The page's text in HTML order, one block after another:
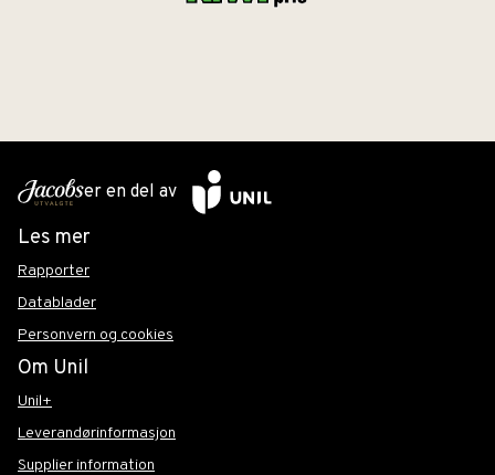
er en del av
Les mer
Rapporter
Datablader
Personvern og cookies
Om Unil
Unil+
Leverandørinformasjon
Supplier information